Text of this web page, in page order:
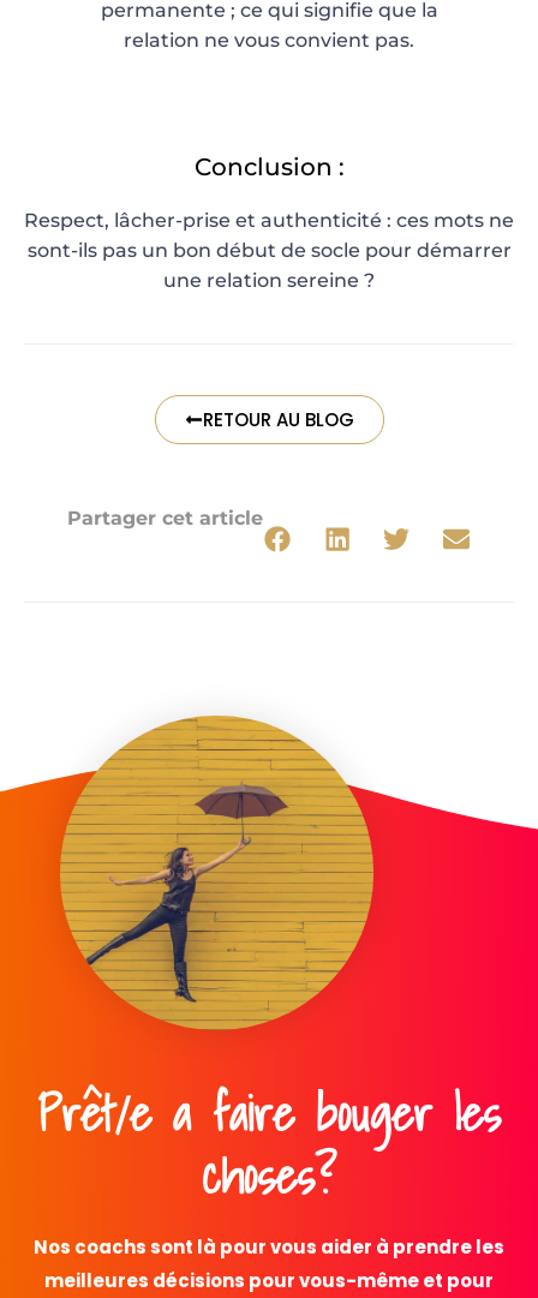
permanente ; ce qui signifie que la
relation ne vous convient pas.
Conclusion :
Respect, lâcher-prise et authenticité : ces mots ne
sont-ils pas un bon début de socle pour démarrer
une relation sereine ?
RETOUR AU BLOG
Partager cet article
Prêt/e a faire bouger les
choses?
Nos coachs sont là pour vous aider à prendre les
meilleures décisions pour vous-même et pour